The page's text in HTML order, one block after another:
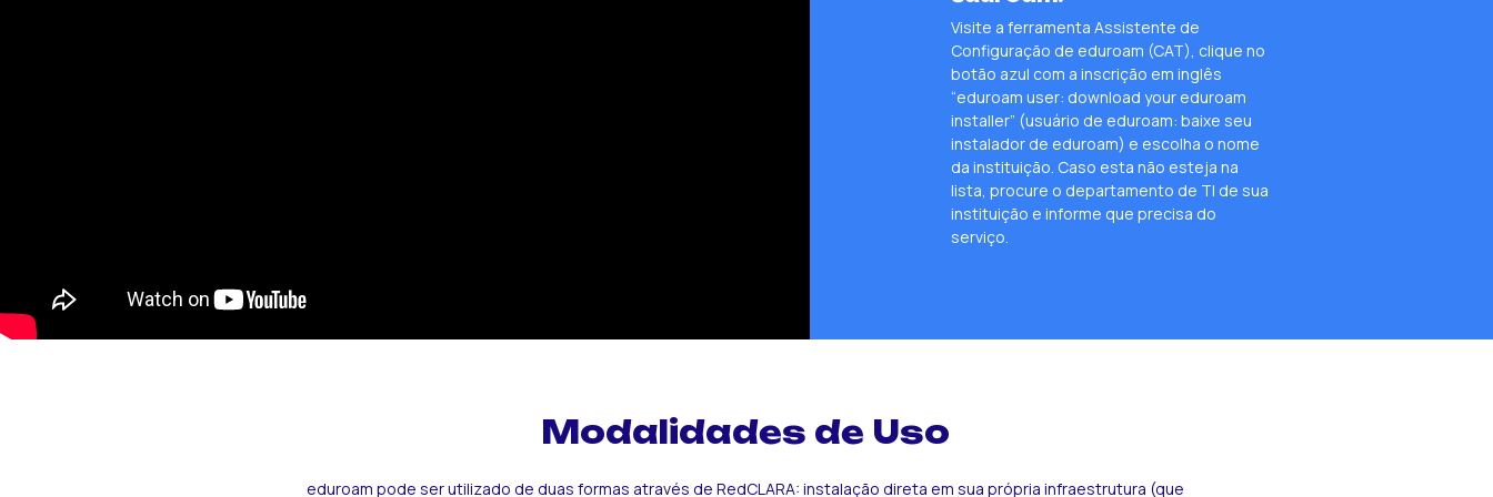
circle-
down
Visite a ferramenta Assistente de
Configuração de eduroam (CAT), clique no
botão azul com a inscrição em inglês
“eduroam user: download your eduroam
installer” (usuário de eduroam: baixe seu
instalador de eduroam) e escolha o nome
da instituição. Caso esta não esteja na
lista, procure o departamento de TI de sua
instituição e informe que precisa do
serviço.
Modalidades de Uso
eduroam pode ser utilizado de duas formas através de RedCLARA: instalação direta em sua própria infraestrutura (que